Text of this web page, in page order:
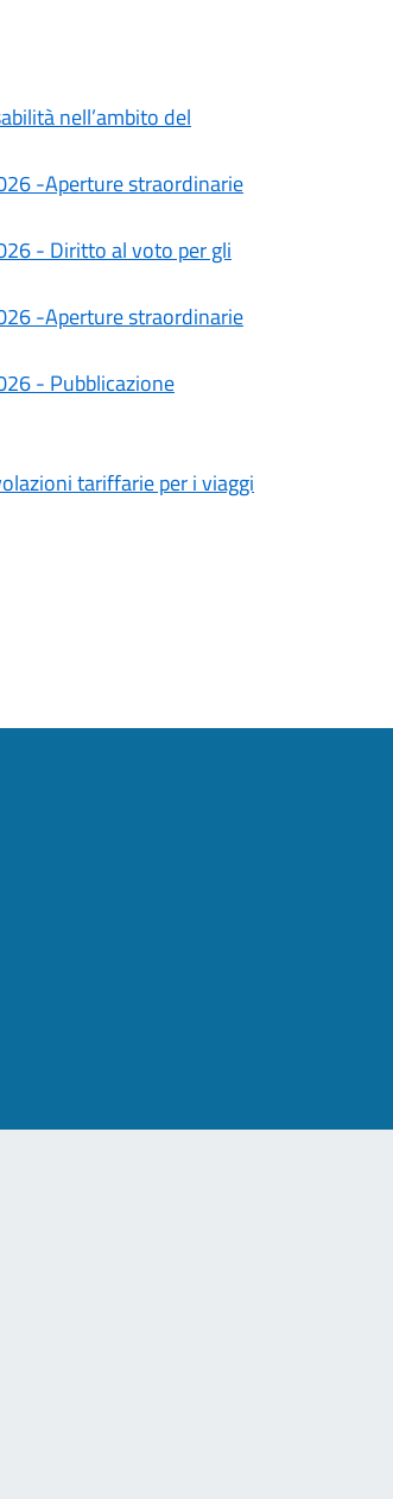
nell’ambito del
-Aperture straordinarie
- Diritto al voto per gli
-Aperture straordinarie
- Pubblicazione
tariffarie per i viaggi